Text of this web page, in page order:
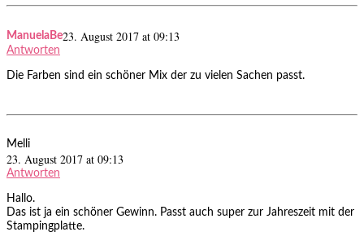
ManuelaBe23. August 2017 at 09:13
Antworten
Die Farben sind ein schöner Mix der zu vielen Sachen passt.
Melli
23. August 2017 at 09:13
Antworten
Hallo.
Das ist ja ein schöner Gewinn. Passt auch super zur Jahreszeit mit der
Stampingplatte.